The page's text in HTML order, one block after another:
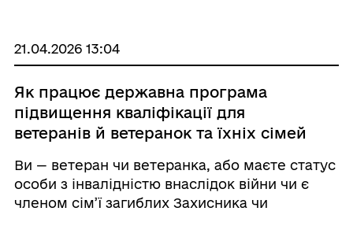
21.04.2026 13:04
Як працює державна програма
підвищення кваліфікації для
ветеранів й ветеранок та їхніх сімей
Ви — ветеран чи ветеранка, або маєте статус
особи з інвалідністю внаслідок війни чи є
членом сім’ї загиблих Захисника чи